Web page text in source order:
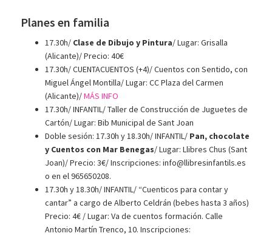
Planes en familia
17.30h/ Clase de Dibujo y Pintura/ Lugar: Grisalla
(Alicante)/ Precio: 40€
17.30h/ CUENTACUENTOS (+4)/ Cuentos con Sentido, con
Miguel Ángel Montilla/ Lugar: CC Plaza del Carmen
(Alicante)/MÁS INFO
17.30h/ INFANTIL/ Taller de Construcción de Juguetes de
Cartón/ Lugar: Bib Municipal de Sant Joan
Doble sesión: 17.30h y 18.30h/ INFANTIL/ Pan, chocolate
y Cuentos con Mar Benegas/ Lugar: Llibres Chus (Sant
Joan)/ Precio: 3€/ Inscripciones: info@llibresinfantils.es
o en el 965650208.
17.30h y 18.30h/ INFANTIL/ “Cuenticos para contar y
cantar” a cargo de Alberto Celdrán (bebes hasta 3 años)
Precio: 4€ / Lugar: Va de cuentos formación. Calle
Antonio Martín Trenco, 10. Inscripciones: